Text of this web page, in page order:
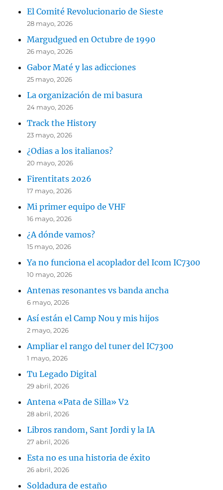
El Comité Revolucionario de Sieste
28 mayo, 2026
Margudgued en Octubre de 1990
26 mayo, 2026
Gabor Maté y las adicciones
25 mayo, 2026
La organización de mi basura
24 mayo, 2026
Track the History
23 mayo, 2026
¿Odias a los italianos?
20 mayo, 2026
Firentitats 2026
17 mayo, 2026
Mi primer equipo de VHF
16 mayo, 2026
¿A dónde vamos?
15 mayo, 2026
Ya no funciona el acoplador del Icom IC7300
10 mayo, 2026
Antenas resonantes vs banda ancha
6 mayo, 2026
Así están el Camp Nou y mis hijos
2 mayo, 2026
Ampliar el rango del tuner del IC7300
1 mayo, 2026
Tu Legado Digital
29 abril, 2026
Antena «Pata de Silla» V2
28 abril, 2026
Libros random, Sant Jordi y la IA
27 abril, 2026
Esta no es una historia de éxito
26 abril, 2026
Soldadura de estaño